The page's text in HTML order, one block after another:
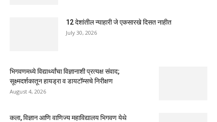
12 देशांतील न्याहारी जे एकसारखे दिसत नाहीत
July 30, 2026
भिगवणमध्ये विद्यार्थ्यांचा विज्ञानाशी प्रत्यक्ष संवाद;
सूक्ष्मदर्शकातून हायड्रा व डायटॉम्सचे निरीक्षण
August 4, 2026
कला, विज्ञान आणि वाणिज्य महाविद्यालय भिगवण येथे